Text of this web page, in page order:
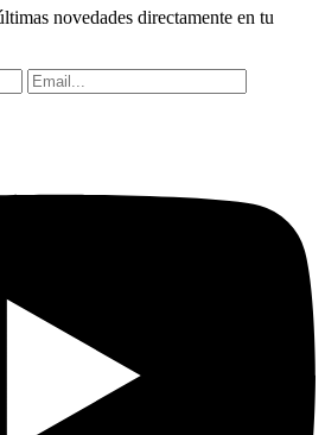
novedades directamente en tu